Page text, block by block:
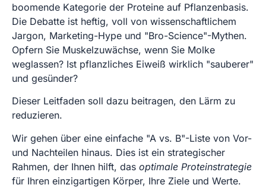
boomende Kategorie der Proteine auf Pflanzenbasis.
Die Debatte ist heftig, voll von wissenschaftlichem
Jargon, Marketing-Hype und "Bro-Science"-Mythen.
Opfern Sie Muskelzuwächse, wenn Sie Molke
weglassen? Ist pflanzliches Eiweiß wirklich "sauberer"
und gesünder?
Dieser Leitfaden soll dazu beitragen, den Lärm zu
reduzieren.
Wir gehen über eine einfache "A vs. B"-Liste von Vor-
und Nachteilen hinaus. Dies ist ein strategischer
Rahmen, der Ihnen hilft, das optimale Proteinstrategie
für Ihren einzigartigen Körper, Ihre Ziele und Werte.